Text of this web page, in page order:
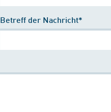
Betreff der Nachricht*